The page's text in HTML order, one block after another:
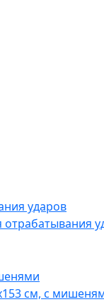
отрабатывания
см, с